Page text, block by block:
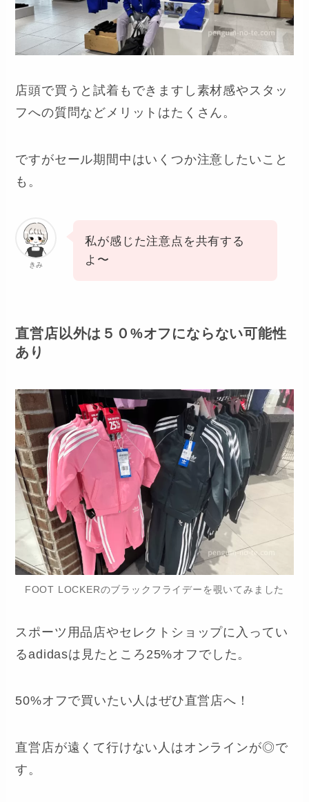
店頭で買うと試着もできますし素材感やスタッ
フへの質問などメリットはたくさん。
ですがセール期間中はいくつか注意したいこと
も。
きみ
私が感じた注意点を共有する
よ〜
直営店以外は５０%オフにならない可能性
あり
FOOT LOCKERのブラックフライデーを覗いてみました
スポーツ用品店やセレクトショップに入ってい
るadidasは見たところ25%オフでした。
50%オフで買いたい人はぜひ直営店へ！
直営店が遠くて行けない人はオンラインが◎で
す。